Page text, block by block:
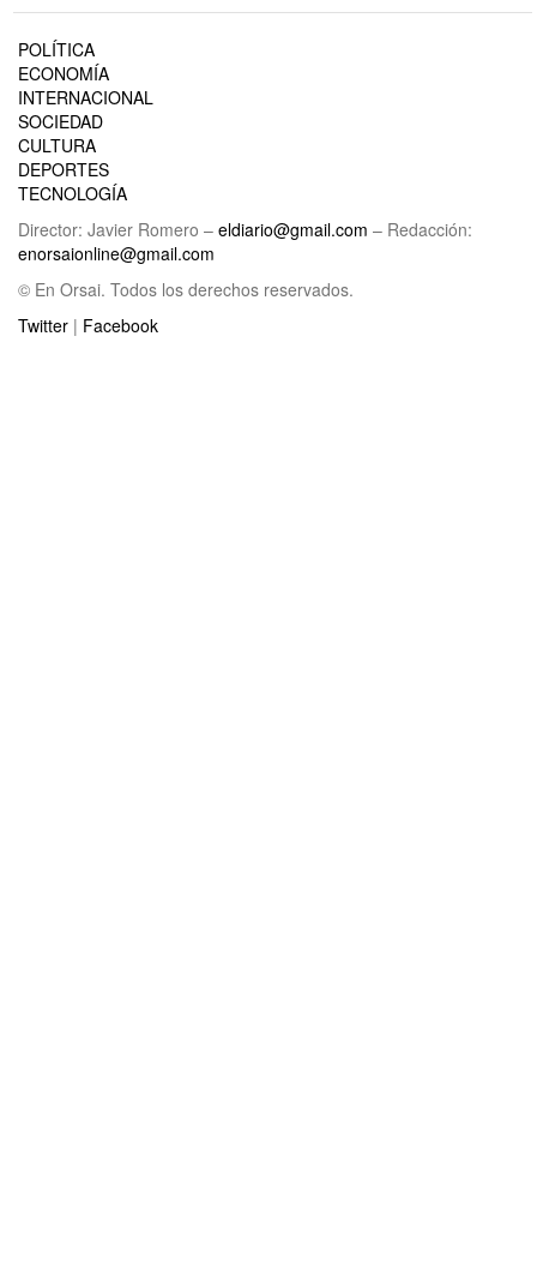
POLÍTICA
ECONOMÍA
INTERNACIONAL
SOCIEDAD
CULTURA
DEPORTES
TECNOLOGÍA
Director: Javier Romero – eldiario@gmail.com – Redacción:
enorsaionline@gmail.com
© En Orsai. Todos los derechos reservados.
Twitter | Facebook